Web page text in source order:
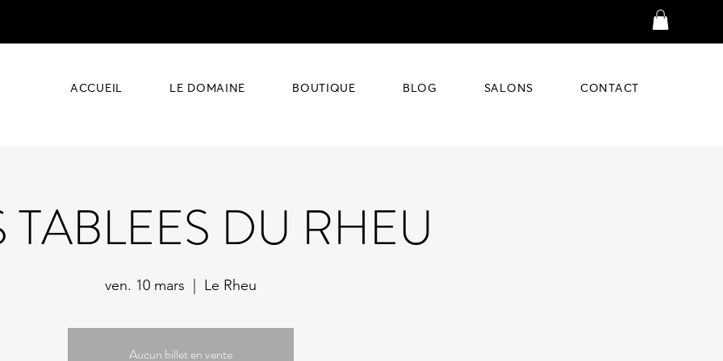
ACCUEIL LE DOMAINE BOUTIQUE BLOG SALONS CONTACT
TABLEES DU RHEU
ven. 10 mars Le Rheu
Aucun billet en vente